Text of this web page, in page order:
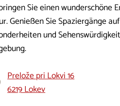
Sie einen wunderschöne
Genießen Sie Spaziergänge
und
Prelože pri Lokvi 16
6219 Lokev